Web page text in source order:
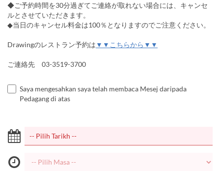
◆ご予約時間を30分過ぎてご連絡が取れない場合には、キャンセ
ルとさせていただきます。
◆当日のキャンセル料金は100％となりますのでご注意ください。
Drawingのレストラン予約は ▼▼こちらから▼▼
ご連絡先 03-3519-3700
Saya mengesahkan saya telah membaca Mesej daripada
Pedagang di atas